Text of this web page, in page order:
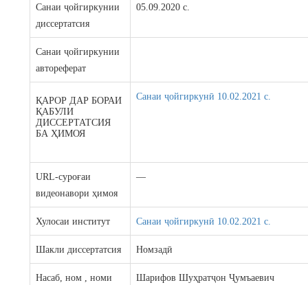
Санаи ҷойгиркунии
диссертатсия
05.09.2020 с.
Санаи ҷойгиркунии
автореферат
ҚАРОР ДАР БОРАИ
ҚАБУЛИ
ДИССЕРТАТСИЯ
БА ҲИМОЯ
Санаи ҷойгиркунӣ 10.02.2021 c.
URL-суроғаи
видеонавори ҳимоя
—
Хулосаи институт Санаи ҷойгиркунӣ 10.02.2021 c.
Шакли диссертатсия Номзадӣ
Насаб, ном , номи
Шарифов Шуҳратҷон Ҷумъаевич